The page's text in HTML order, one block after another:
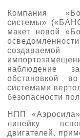
Компания
системы»
макет новой
наблюдение
обстановкой
системами
безопасности
НПП
линейку
двигателей,